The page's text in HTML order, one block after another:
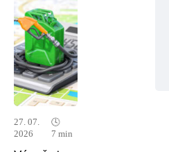
27. 07.
2026
🕓
7 min